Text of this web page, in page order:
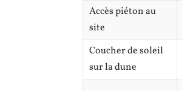
Accès piéton au
site
Coucher de soleil
sur la dune